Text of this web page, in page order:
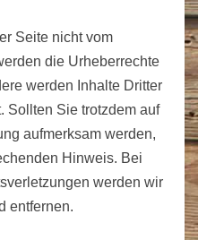
Seite nicht vom
die Urheberrechte
werden Inhalte Dritter
Sollten Sie trotzdem auf
aufmerksam werden,
Hinweis. Bei
werden wir
entfernen.